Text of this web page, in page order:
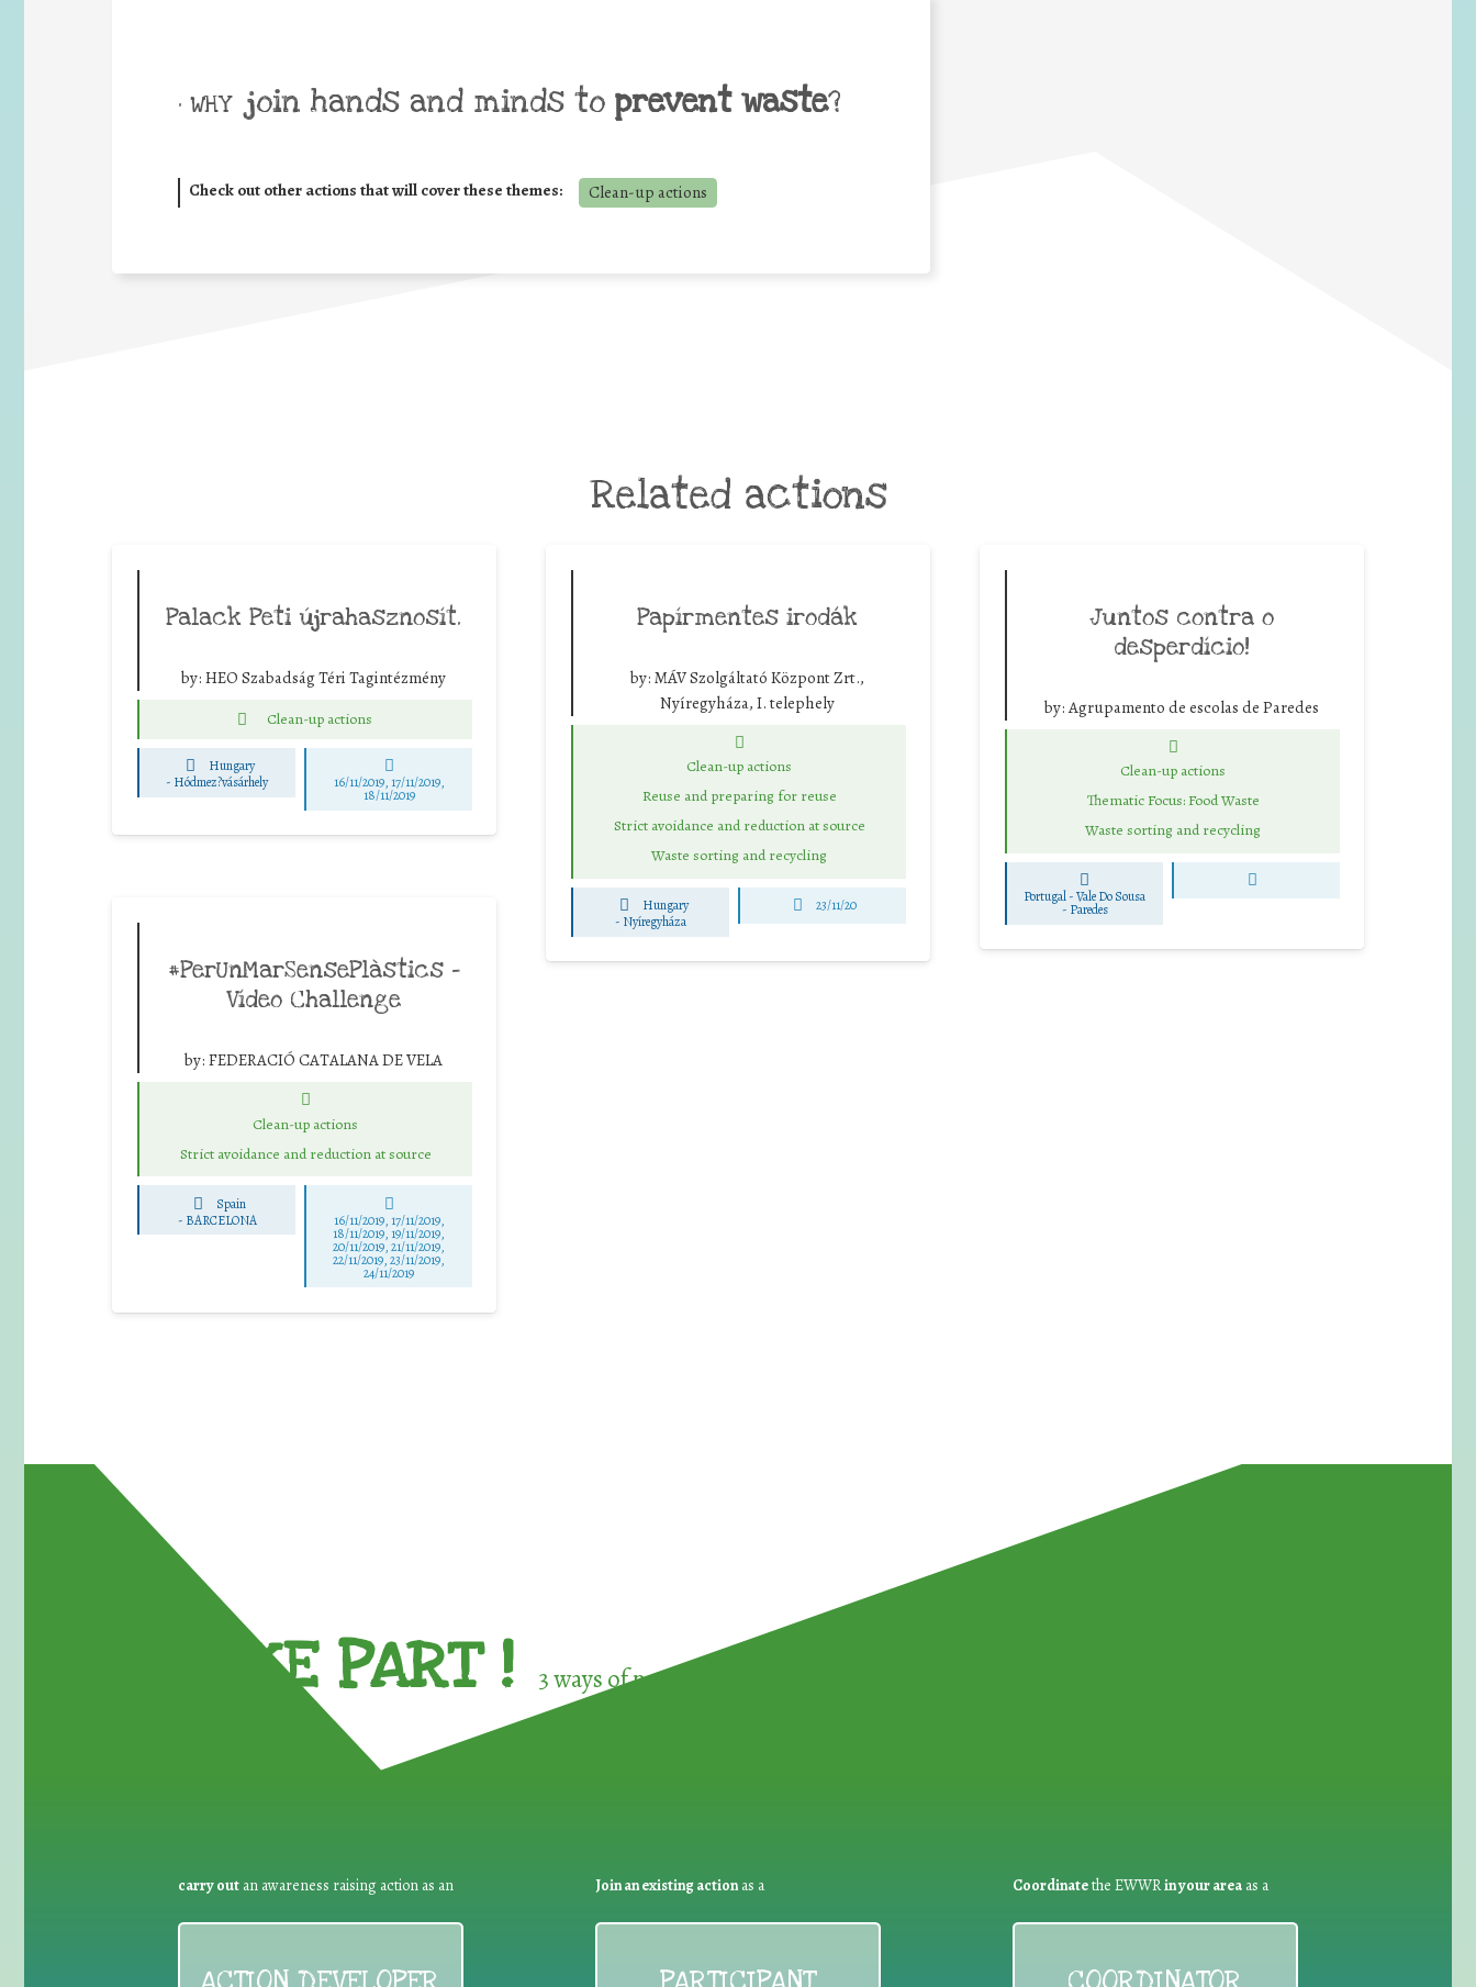
• WHY join hands and minds to prevent waste?
Check out other actions that will cover these themes: Clean-up actions
Related actions
Palack Peti újrahasznosít.
by: HEO Szabadság Téri Tagintézmény
Clean-up actions
Hungary
- Hódmez?vásárhely 16/11/2019, 17/11/2019,
18/11/2019
Papírmentes irodák
by: MÁV Szolgáltató Központ Zrt.,
Nyíregyháza, I. telephely
Clean-up actions
Reuse and preparing for reuse
Strict avoidance and reduction at source
Waste sorting and recycling
Hungary
- Nyíregyháza
23/11/20
Juntos contra o
desperdício!
by:Agrupamento de escolas de Paredes
Clean-up actions
Thematic Focus: Food Waste
Waste sorting and recycling
Portugal - Vale Do Sousa
- Paredes
#PerUnMarSensePlàstics –
Vídeo Challenge
by: FEDERACIÓ CATALANA DE VELA
Clean-up actions
Strict avoidance and reduction at source
Spain
- BARCELONA 16/11/2019, 17/11/2019,
18/11/2019, 19/11/2019,
20/11/2019, 21/11/2019,
22/11/2019, 23/11/2019,
24/11/2019
TAKE PART ! 3 ways of participating in the
carry out an awareness raising action as an Join an existing actionas a Coordinatethe EWWRin your areaas a